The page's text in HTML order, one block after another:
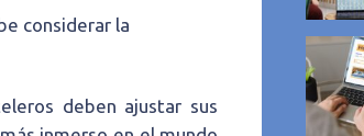
considerar la
deben ajustar sus